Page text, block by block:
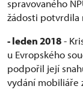
spravovaného
žádosti potvrdila
- leden 2018-
u Evropského
podpořil její
vydání mobiliáře